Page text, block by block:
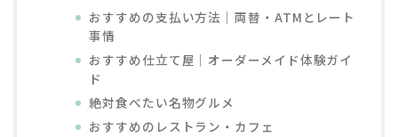
おすすめの支払い方法｜両替・ATMとレート
事情
おすすめ仕立て屋｜オーダーメイド体験ガイ
ド
絶対食べたい名物グルメ
おすすめのレストラン・カフェ